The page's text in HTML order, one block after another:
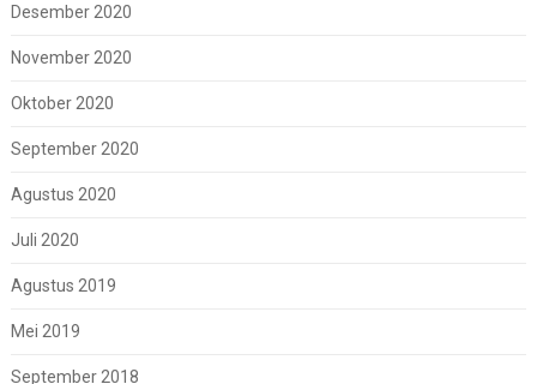
Desember 2020
November 2020
Oktober 2020
September 2020
Agustus 2020
Juli 2020
Agustus 2019
Mei 2019
September 2018